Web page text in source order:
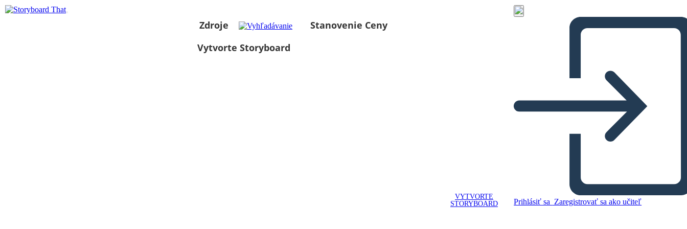
Zdroje
Stanovenie Ceny
Vytvorte Storyboard
VYTVORTE
STORYBOARD
Prihlásiť sa Zaregistrovať sa ako učiteľ